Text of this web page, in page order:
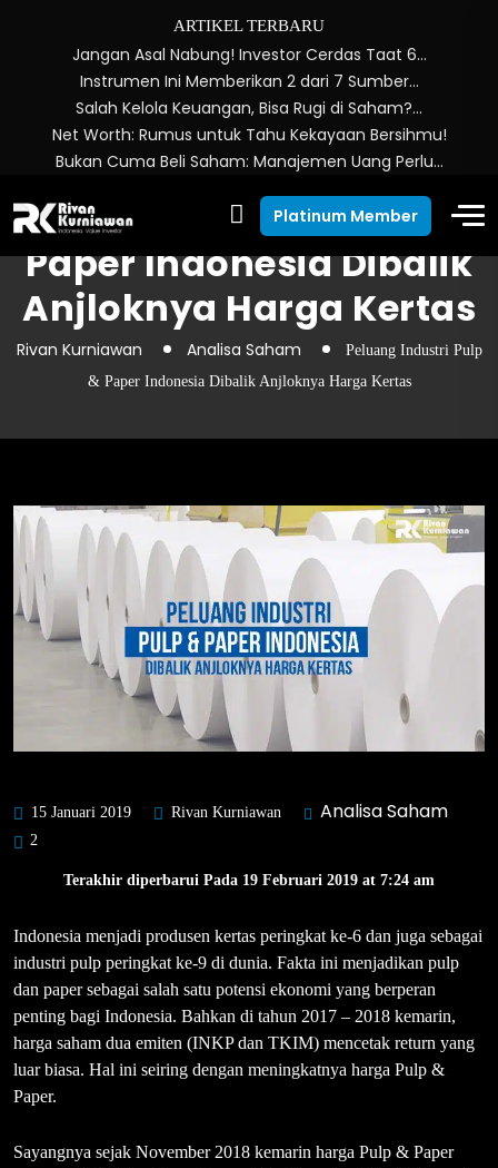
ARTIKEL TERBARU
Jangan Asal Nabung! Investor Cerdas Taat 6…
Instrumen Ini Memberikan 2 dari 7 Sumber…
Salah Kelola Keuangan, Bisa Rugi di Saham?…
Net Worth: Rumus untuk Tahu Kekayaan Bersihmu!
Bukan Cuma Beli Saham: Manajemen Uang Perlu…
Platinum Member
Peluang Industri Pulp &
Paper Indonesia Dibalik
Anjloknya Harga Kertas
Rivan Kurniawan Analisa Saham
Peluang Industri Pulp
& Paper Indonesia Dibalik Anjloknya Harga Kertas
15 Januari 2019 Rivan Kurniawan Analisa Saham
2
Terakhir diperbarui Pada 19 Februari 2019 at 7:24 am
Indonesia menjadi produsen kertas peringkat ke-6 dan juga sebagai
industri pulp peringkat ke-9 di dunia. Fakta ini menjadikan pulp
dan paper sebagai salah satu potensi ekonomi yang berperan
penting bagi Indonesia. Bahkan di tahun 2017 – 2018 kemarin,
harga saham dua emiten (INKP dan TKIM) mencetak return yang
luar biasa. Hal ini seiring dengan meningkatnya harga Pulp &
Paper.
Sayangnya sejak November 2018 kemarin harga Pulp & Paper